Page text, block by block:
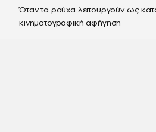
Όταν τα ρούχα λειτουργούν ως
κινηματογραφική αφήγηση